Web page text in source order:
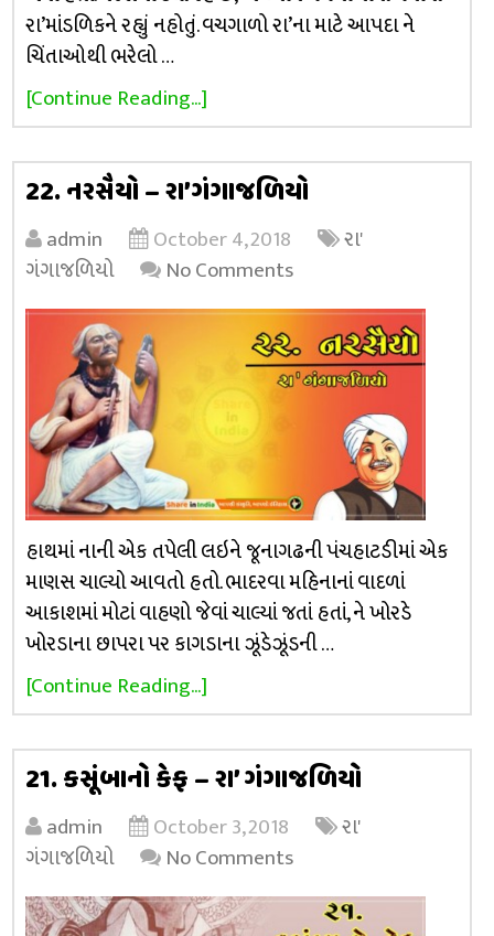
રા’માંડળિકને રહ્યું નહોતું. વચગાળો રા’ના માટે આપદા ને
ચિંતાઓથી ભરેલો …
[Continue Reading...]
22. નરસૈયો – રા’ગંગાજળિયો
admin October 4, 2018
રા'
ગંગાજળિયો
No Comments
હાથમાં નાની એક તપેલી લઇને જૂનાગઢની પંચહાટડીમાં એક
માણસ ચાલ્યો આવતો હતો. ભાદરવા મહિનાનાં વાદળાં
આકાશમાં મોટાં વાહણો જેવાં ચાલ્યાં જતાં હતાં, ને ખોરડે
ખોરડાના છાપરા પર કાગડાના ઝૂંડેઝૂંડની …
[Continue Reading...]
21. કસૂંબાનો કેફ – રા’ ગંગાજળિયો
admin October 3, 2018
રા'
ગંગાજળિયો
No Comments